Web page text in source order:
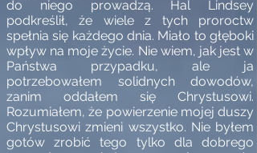
do niego prowadzą. Hal Lindsey
podkreślił, że wiele z tych proroctw
spełnia się każdego dnia. Miało to głęboki
wpływ na moje życie. Nie wiem, jak jest w
Państwa przypadku, ale ja
potrzebowałem solidnych dowodów,
zanim oddałem się Chrystusowi.
Rozumiałem, że powierzenie mojej duszy
Chrystusowi zmieni wszystko. Nie byłem
gotów zrobić tego tylko dla dobrego